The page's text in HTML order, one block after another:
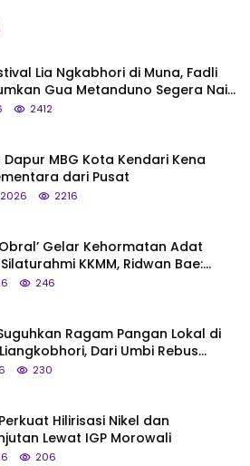
Lia Ngkabhori di Muna, Fadli
Gua Metanduno Segera Naik
Cagar Budaya Nasional
2412
MBG Kota Kendari Kena
dari Pusat
2216
Gelar Kehormatan Adat
KKMM, Ridwan Bae:
Tipe Begitu, Belum Pantas!
246
Ragam Pangan Lokal di
Dari Umbi Rebus
Beras Muna
230
Hilirisasi Nikel dan
Lewat IGP Morowali
206